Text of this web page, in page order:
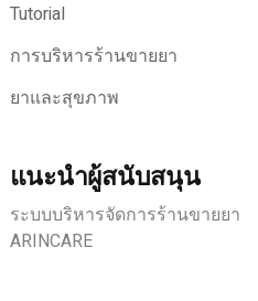
Tutorial
การบริหารร้านขายยา
ยาและสุขภาพ
แนะนำผู้สนับสนุน
ระบบบริหารจัดการร้านขายยา
ARINCARE